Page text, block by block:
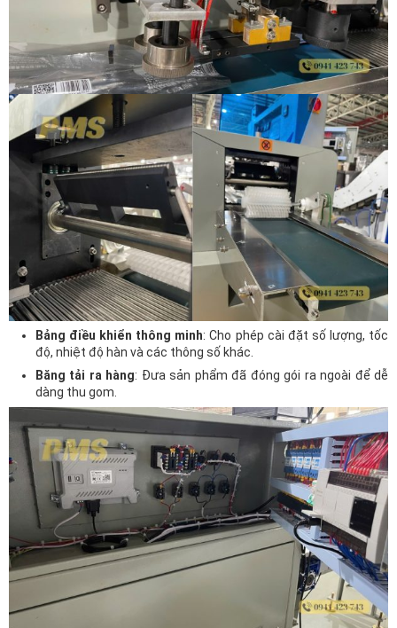
Bảng điều khiển thông minh: Cho phép cài đặt số lượng, tốc
độ, nhiệt độ hàn và các thông số khác.
Băng tải ra hàng: Đưa sản phẩm đã đóng gói ra ngoài để dễ
dàng thu gom.